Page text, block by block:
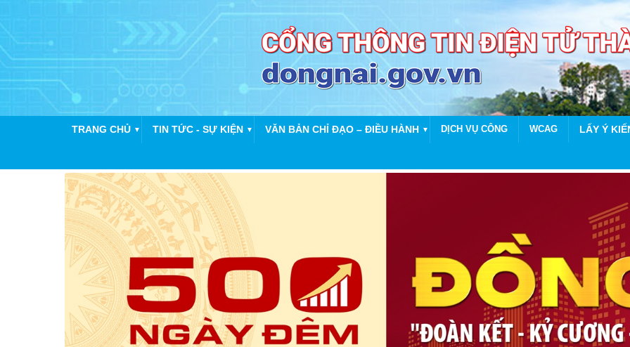
TRANG CHỦ ▼ TIN TỨC - SỰ KIỆN ▼ VĂN BẢN CHỈ ĐẠO – ĐIỀU HÀNH ▼ DỊCH VỤ CÔNG WCAG LẤY Ý